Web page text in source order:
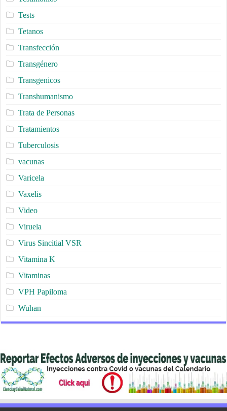
Tests
Tetanos
Transfección
Transgénero
Transgenicos
Transhumanismo
Trata de Personas
Tratamientos
Tuberculosis
vacunas
Varicela
Vaxelis
Video
Viruela
Virus Sincitial VSR
Vitamina K
Vitaminas
VPH Papiloma
Wuhan